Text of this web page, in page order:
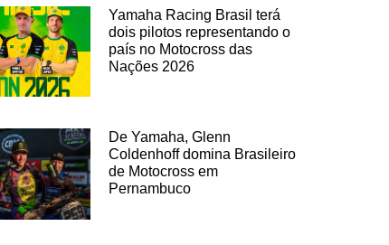
Yamaha Racing Brasil terá
dois pilotos representando o
país no Motocross das
Nações 2026
De Yamaha, Glenn
Coldenhoff domina Brasileiro
de Motocross em
Pernambuco